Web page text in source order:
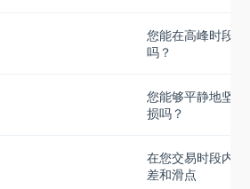
您能在高峰时段交
吗？
您能够平静地坚持
损吗？
在您交易时段内的
差和滑点